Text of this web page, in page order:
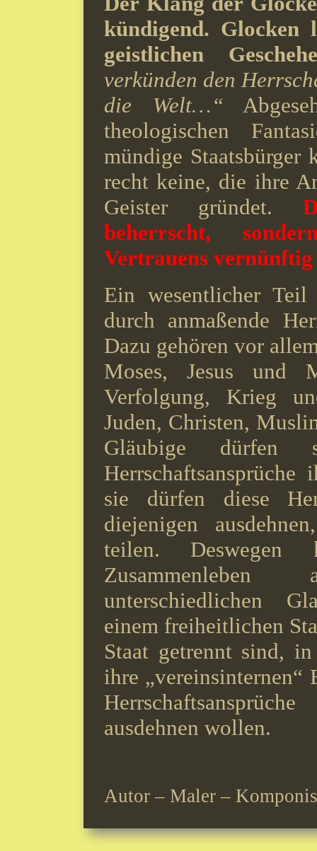
kündigend. Glocken
geistlichen
verkünden den
die Welt…“
theologischen
mündige Staatsbürger
recht keine, die ihre
Geister gründet.
beherrscht,
Vertrauens
Ein wesentlicher
durch anmaßende
Dazu gehören vor
Moses, Jesus und
Verfolgung, Krieg
Juden, Christen,
Gläubige dürfen
sie dürfen diese
diejenigen
teilen.
unterschiedlichen
einem freiheitlichen
Staat getrennt sind,
ihre „vereinsinternen“
ausdehnen wollen.
Autor – Maler –